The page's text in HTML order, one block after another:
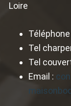
Loire
Téléphone
Tel
Tel
Email :